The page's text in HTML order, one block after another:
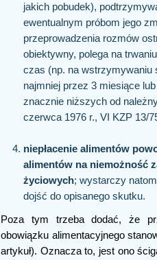
jakich pobudek),
ewentualnym próbom jego
przeprowadzenia rozmów
obiektywny, polega na
czas (np. na wstrzymywaniu
najmniej przez 3 miesiące
znacznie niższych od
czerwca 1976 r., VI KZP 13/
niepłacenie alimentów
alimentów na niemożność
życiowych; wystarczy
dojść do opisanego skutku.
Poza tym trzeba dodać, że
obowiązku alimentacyjnego
artykuł). Oznacza to, jest ono